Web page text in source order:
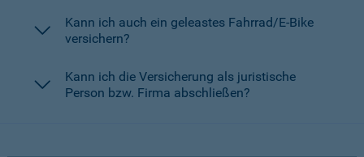
Kann ich auch ein geleastes Fahrrad/E-Bike
versichern?
Kann ich die Versicherung als juristische
Person bzw. Firma abschließen?